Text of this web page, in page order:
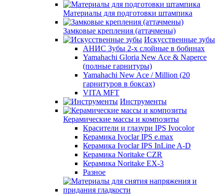
Материалы для подготовки штампика
Замковые крепления (аттачмены)
Искусственные зубы
АНИС Зубы 2-х слойные в бобинах
Yamahachi Gloria New Ace & Naperce
(полные гарнитуры)
Yamahachi New Ace / Million (20
гарнитуров в боксах)
VITA MFT
Инструменты
Керамические массы и композиты
Красители и глазури IPS Ivocolor
Керамика Ivoclar IPS e.max
Керамика Ivoclar IPS InLine A-D
Керамика Noritake CZR
Керамика Noritake EX-3
Разное